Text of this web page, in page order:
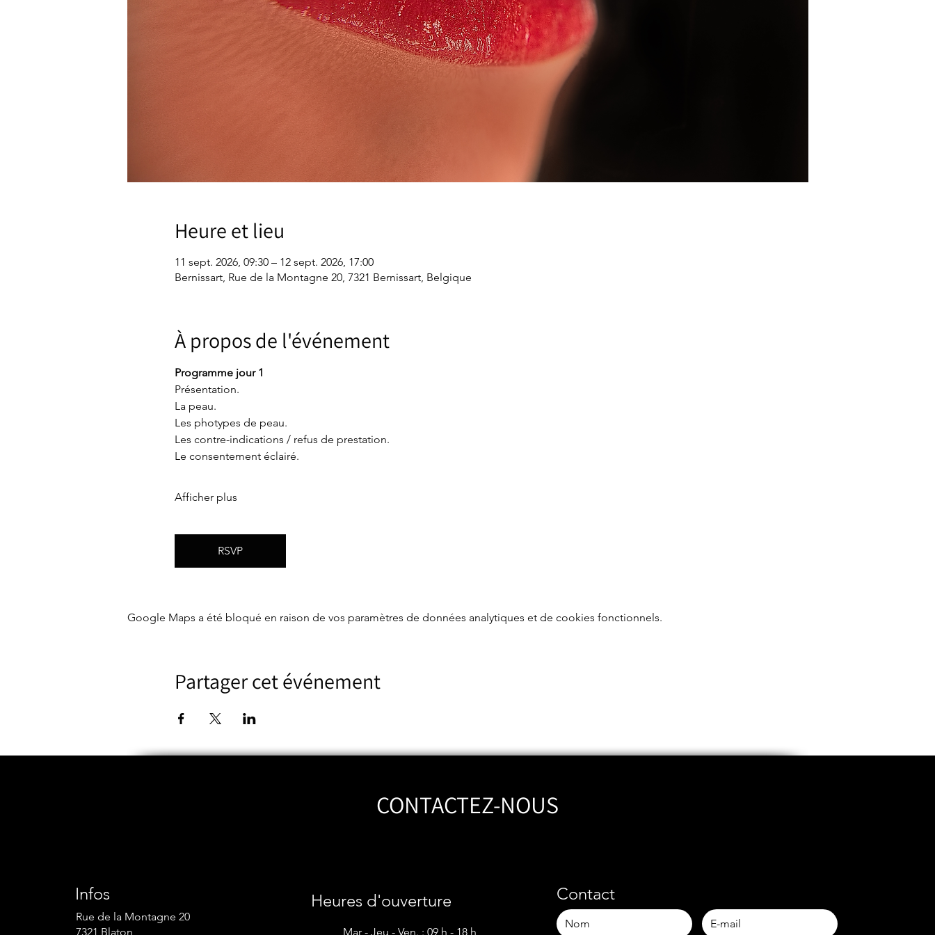
Heure et lieu
11 sept. 2026, 09:30 – 12 sept. 2026, 17:00
Bernissart, Rue de la Montagne 20, 7321 Bernissart, Belgique
À propos de l'événement
Programme jour 1
Présentation.
La peau.
Les photypes de peau.
Les contre-indications / refus de prestation.
Le consentement éclairé.
Afficher plus
RSVP
Google Maps a été bloqué en raison de vos paramètres de données analytiques et de cookies fonctionnels.
Partager cet événement
CONTACTEZ-NOUS
Infos
Rue de la Montagne 20
7321 Blaton
Heures d'ouverture
Mar - Jeu - Ven. : 09 h - 18 h
Contact